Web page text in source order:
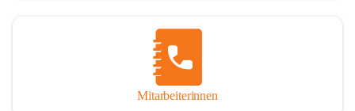
Mitarbeiterinnen